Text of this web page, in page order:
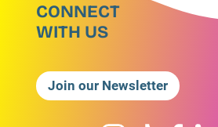
CONNECT
WITH US
Join our Newsletter